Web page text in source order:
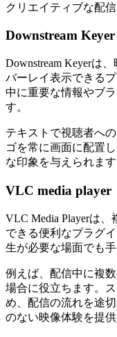
クリエイティブな配
Downstream Keyer
Downstream Keyerは
バーレイ表示できる
中に重要な情報やブ
す。
テキストで視聴者へ
ゴを常に画面に配置
な印象を与えられます
VLC media player
VLC Media Playerは
できる便利なプラグ
生が必要な場面でも
例えば、配信中に複
場合に役立ちます。
め、配信の流れを途
のない映像体験を提供